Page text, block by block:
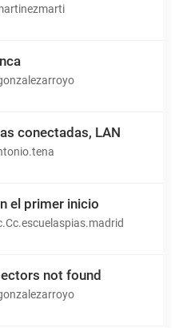
conectadas, LAN
el primer inicio
not found